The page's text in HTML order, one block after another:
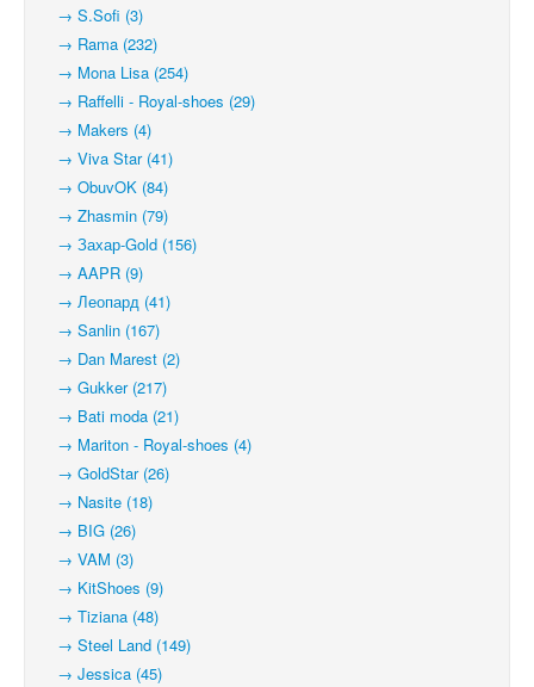
→ S.Sofi (3)
→ Rama (232)
→ Mona Lisa (254)
→ Raffelli - Royal-shoes (29)
→ Makers (4)
→ Viva Star (41)
→ ObuvOK (84)
→ Zhasmin (79)
→ Захар-Gold (156)
→ AAPR (9)
→ Леопард (41)
→ Sanlin (167)
→ Dan Marest (2)
→ Gukker (217)
→ Bati moda (21)
→ Mariton - Royal-shoes (4)
→ GoldStar (26)
→ Nasite (18)
→ BIG (26)
→ VAM (3)
→ KitShoes (9)
→ Tiziana (48)
→ Steel Land (149)
→ Jessica (45)